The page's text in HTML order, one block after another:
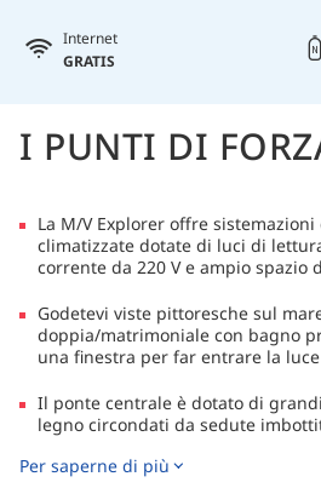
Internet
GRATIS
I PUNTI DI
La M/V Explorer offre
climatizzate dotate di luci di
corrente da 220 V e ampio spazio
Godetevi viste pittoresche sul
doppia/matrimoniale con bagno
una finestra per far entrare la
Il ponte centrale è dotato di
legno circondati da sedute
a socializzare e interagire con gli
Per saperne di più